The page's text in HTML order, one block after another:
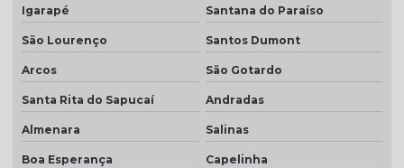
Igarapé Santana do Paraíso
São Lourenço Santos Dumont
Arcos São Gotardo
Santa Rita do Sapucaí Andradas
Almenara Salinas
Boa Esperança Capelinha